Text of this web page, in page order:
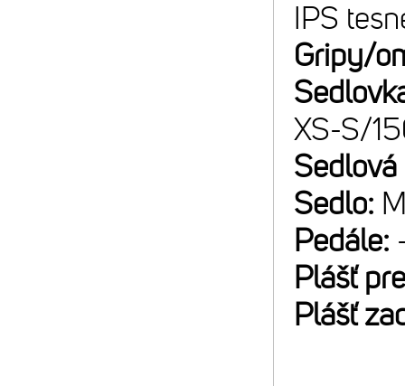
IPS
Gripy/
XS-S/
Sedlo:
Pedále:
Plášť
Plášť